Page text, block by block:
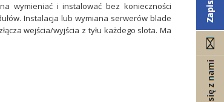
wymieniać i instalować bez konieczności
Instalacja lub wymiana serwerów blade
wejścia/wyjścia z tyłu każdego slota. Ma